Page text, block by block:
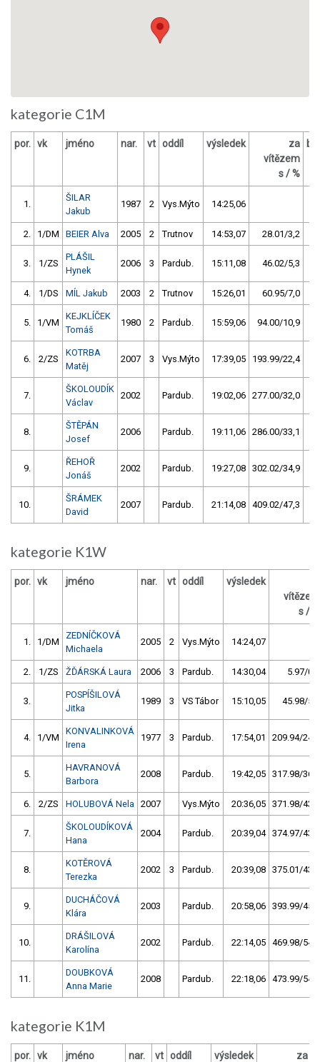
kategorie C1M
por. vk jméno nar. vt oddíl výsledek
za
vítězem
s / %
1.
ŠILAR
Jakub
1987 2 Vys.Mýto 14:25,06
2. 1/DM BEIER Alva 2005 2 Trutnov 14:53,07 28.01/3,2
3. 1/ZS
PLÁŠIL
Hynek
2006 3 Pardub. 15:11,08 46.02/5,3
4. 1/DS MÍL Jakub 2003 2 Trutnov 15:26,01 60.95/7,0
5. 1/VM
KEJKLÍČEK
Tomáš
1980 2 Pardub. 15:59,06 94.00/10,9
6. 2/ZS
KOTRBA
Matěj
2007 3 Vys.Mýto 17:39,05 193.99/22,4
7.
ŠKOLOUDÍK
Václav
2002 Pardub. 19:02,06 277.00/32,0
8.
ŠTĚPÁN
Josef
2006 Pardub. 19:11,06 286.00/33,1
9.
ŘEHOŘ
Jonáš
2002 Pardub. 19:27,08 302.02/34,9
10.
ŠRÁMEK
David
2007 Pardub. 21:14,08 409.02/47,3
kategorie K1W
por. vk jméno nar. vt oddíl výsledek
vítězem
s / %
1. 1/DM
ZEDNÍČKOVÁ
Michaela
2005 2 Vys.Mýto 14:24,07
2. 1/ZS ŽĎÁRSKÁ Laura 2006 3 Pardub. 14:30,04 5.97/0,7
3.
POSPÍŠILOVÁ
Jitka
1989 3 VS Tábor 15:10,05 45.98/5,3
4. 1/VM
KONVALINKOVÁ
Irena
1977 3 Pardub. 17:54,01 209.94/24,3
5.
HAVRANOVÁ
Barbora
2008 Pardub. 19:42,05 317.98/36,8
6. 2/ZS HOLUBOVÁ Nela 2007 Vys.Mýto 20:36,05 371.98/43,0
7.
ŠKOLOUDÍKOVÁ
Hana
2004 Pardub. 20:39,04 374.97/43,4
8.
KOTĚROVÁ
Terezka
2002 3 Pardub. 20:39,08 375.01/43,4
9.
DUCHÁČOVÁ
Klára
2003 Pardub. 20:58,06 393.99/45,6
10.
DRÁŠILOVÁ
Karolína
2002 Pardub. 22:14,05 469.98/54,4
11.
DOUBKOVÁ
Anna Marie
2008 Pardub. 22:18,06 473.99/54,9
kategorie K1M
por. vk jméno nar. vt oddíl výsledek za